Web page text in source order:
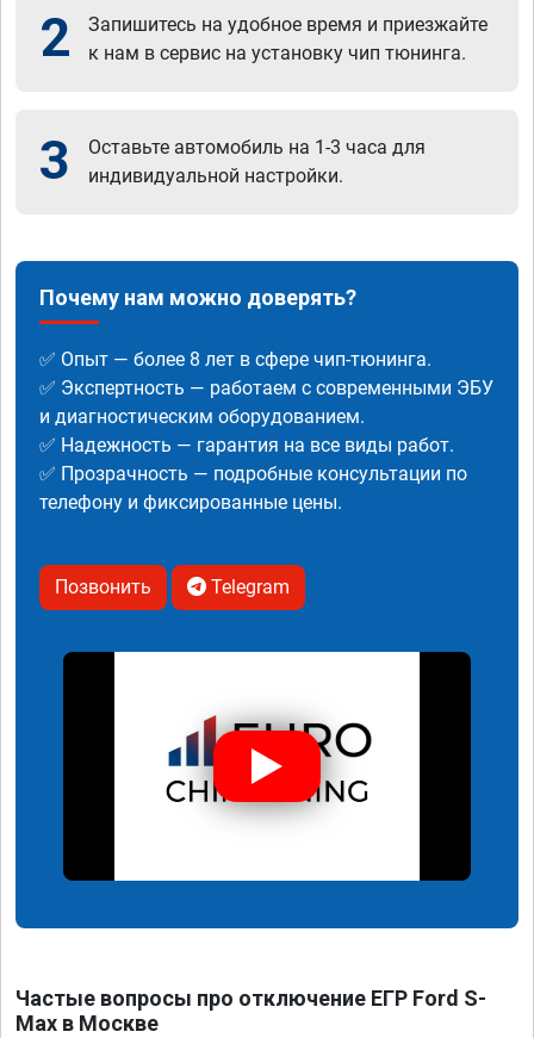
2
Запишитесь на удобное время и приезжайте
к нам в сервис на установку чип тюнинга.
3
Оставьте автомобиль на 1-3 часа для
индивидуальной настройки.
Почему нам можно доверять?
✅ Опыт — более 8 лет в сфере чип-тюнинга.
✅ Экспертность — работаем с современными ЭБУ
и диагностическим оборудованием.
✅ Надежность — гарантия на все виды работ.
✅ Прозрачность — подробные консультации по
телефону и фиксированные цены.
Позвонить Telegram
Частые вопросы про отключение ЕГР Ford S-
Max в Москве